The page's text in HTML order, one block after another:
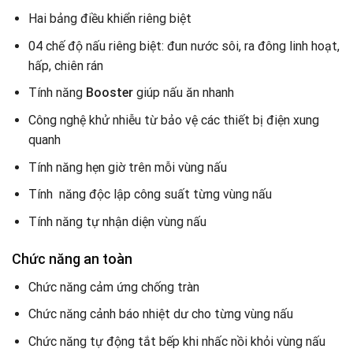
Hai bảng điều khiển riêng biệt
04 chế độ nấu riêng biệt: đun nước sôi, ra đông linh hoạt,
hấp, chiên rán
Tính năng Boostergiúp nấu ăn nhanh
Công nghệ khử nhiễu từ bảo vệ các thiết bị điện xung
quanh
Tính năng hẹn giờ trên mỗi vùng nấu
Tính năng độc lập công suất từng vùng nấu
Tính năng tự nhận diện vùng nấu
Chức năng an toàn
Chức năng cảm ứng chống tràn
Chức năng cảnh báo nhiệt dư cho từng vùng nấu
Chức năng tự động tắt bếp khi nhấc nồi khỏi vùng nấu